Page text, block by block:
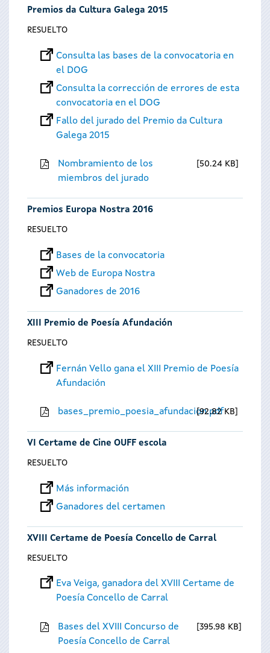
Premios da Cultura Galega 2015
RESUELTO
Consulta las bases de la convocatoria en
el DOG
Consulta la corrección de errores de esta
convocatoria en el DOG
Fallo del jurado del Premio da Cultura
Galega 2015
Nombramiento de los
miembros del jurado
50.24 KB
Premios Europa Nostra 2016
RESUELTO
Bases de la convocatoria
Web de Europa Nostra
Ganadores de 2016
XIII Premio de Poesía Afundación
RESUELTO
Fernán Vello gana el XIII Premio de Poesía
Afundación
bases_premio_poesia_afundacion.pdf
92.82 KB
VI Certame de Cine OUFF escola
RESUELTO
Más información
Ganadores del certamen
XVIII Certame de Poesía Concello de Carral
RESUELTO
Eva Veiga, ganadora del XVIII Certame de
Poesía Concello de Carral
Bases del XVIII Concurso de
Poesía Concello de Carral
395.98 KB